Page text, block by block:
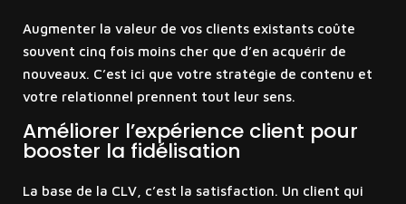
Augmenter la valeur de vos clients existants coûte
souvent cinq fois moins cher que d’en acquérir de
nouveaux. C’est ici que votre stratégie de contenu et
votre relationnel prennent tout leur sens.
Améliorer l’expérience client pour
booster la fidélisation
La base de la CLV, c’est la satisfaction. Un client qui